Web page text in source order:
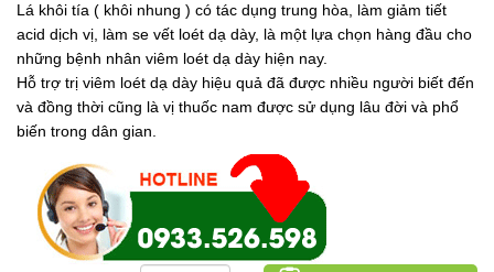
Lá khôi tía ( khôi nhung ) có tác dụng trung hòa, làm giảm tiết
acid dịch vị, làm se vết loét dạ dày, là một lựa chọn hàng đầu cho
những bệnh nhân viêm loét dạ dày hiện nay.
Hỗ trợ trị viêm loét dạ dày hiệu quả đã được nhiều người biết đến
và đồng thời cũng là vị thuốc nam được sử dụng lâu đời và phổ
biến trong dân gian.